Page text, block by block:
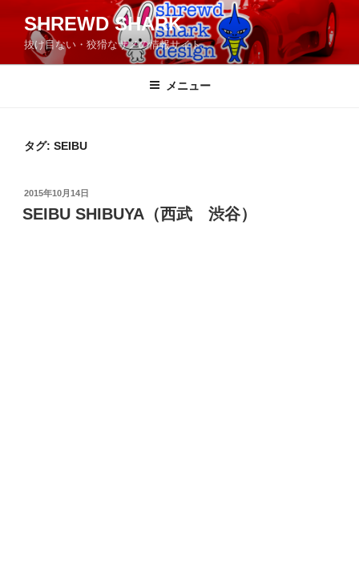
ン
SHREWD SHARK
抜け目ない・狡猾なサメの情報サイト
メニュー
タグ: SEIBU
投
稿
日:
2015年10月14日
SEIBU SHIBUYA（西武 渋谷）